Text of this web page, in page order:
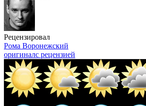
Рецензировал
Рома Воронежский
оригиналс рецензией